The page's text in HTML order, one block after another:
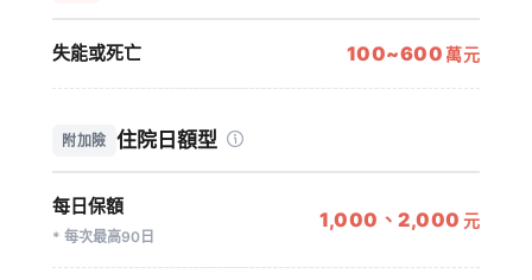
保
範
障
額
失能或死亡 100~600萬元
附加險 住院日額型
每日保額
* 每次最高90日
1,000、2,000 元